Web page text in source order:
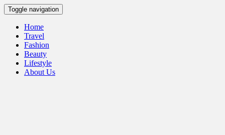
Skip
to
content
Toggle navigation
Home
Travel
Fashion
Beauty
Lifestyle
About Us